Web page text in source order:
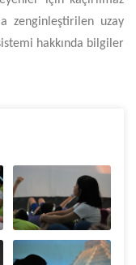
zenginleştirilen uzay
hakkında bilgiler